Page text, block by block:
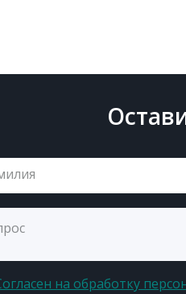
на обработку